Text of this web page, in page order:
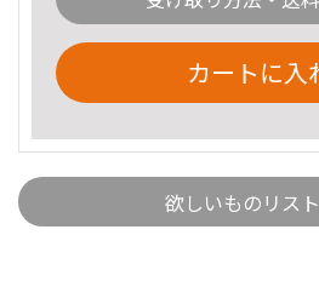
カートに入
欲しいものリス